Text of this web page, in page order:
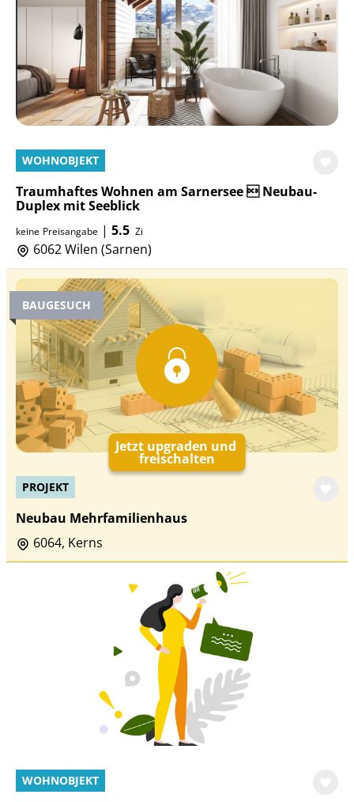
WOHNOBJEKT
Traumhaftes Wohnen am Sarnersee  Neubau-
Duplex mit Seeblick
keine Preisangabe | 5.5 Zi
6062 Wilen (Sarnen)
BAUGESUCH
Jetzt upgraden und
freischalten
PROJEKT
Neubau Mehrfamilienhaus
6064, Kerns
WOHNOBJEKT